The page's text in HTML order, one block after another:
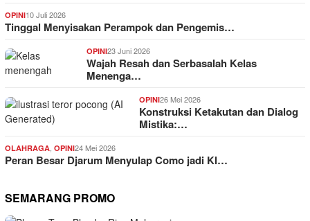
OPINI10 Juli 2026
Tinggal Menyisakan Perampok dan Pengemis…
OPINI23 Juni 2026
Wajah Resah dan Serbasalah Kelas
Menenga…
OPINI26 Mei 2026
Konstruksi Ketakutan dan Dialog
Mistika:…
OLAHRAGA OPINI24 Mei 2026
Peran Besar Djarum Menyulap Como jadi Kl…
SEMARANG PROMO